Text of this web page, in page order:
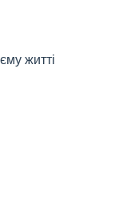
житті